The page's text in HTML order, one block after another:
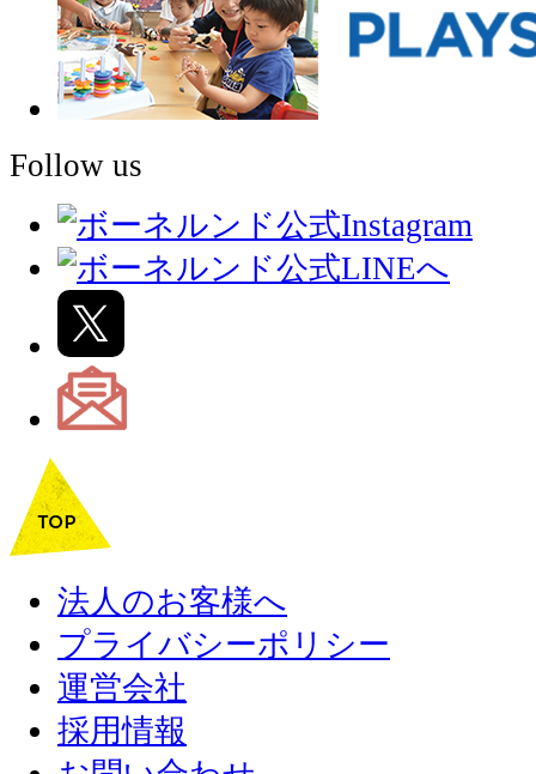
Follow us
法人のお客様へ
プライバシーポリシー
運営会社
採用情報